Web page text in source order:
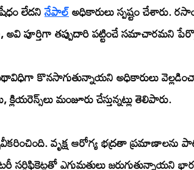
లేదనినేపాల్అధికారులు స్పష్టం చేశారు.
పూర్తిగా తప్పుదారి పట్టించే సమాచారమని
కొనసాగుతున్నాయని అధికారులు
మంజూరు చేస్తున్నట్లు తెలిపారు.
వృక్ష ఆరోగ్య భద్రతా ప్రమాణాలను
ఎగుమతులు జరుగుతున్నాయని